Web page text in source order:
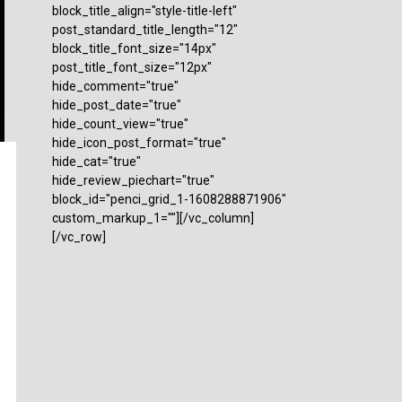
block_title_align="style-title-left"
post_standard_title_length="12"
block_title_font_size="14px"
post_title_font_size="12px"
hide_comment="true"
hide_post_date="true"
hide_count_view="true"
hide_icon_post_format="true"
hide_cat="true"
hide_review_piechart="true"
block_id="penci_grid_1-1608288871906"
custom_markup_1=""][/vc_column]
[/vc_row]